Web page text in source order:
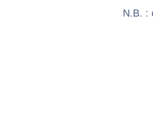
N.B. :